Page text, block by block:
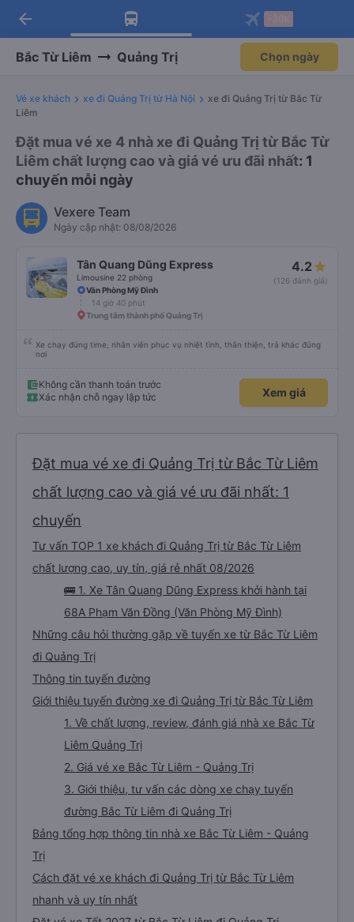
Tải app Vexere ngay!
Nhận ưu đãi thành viên độc
Mở app
Tải app Vexere
-30k/ghế khi đặt vé máy bay qua
Mở app
arrow_back
Bắc Từ Liêm Quảng Trị Chọn ngày
Vé xe khách xe đi Quảng Trị từ Hà Nội
xe đi Quảng Trị từ Bắc Từ
Liêm
Đặt mua vé xe 4 nhà xe đi Quảng Trị từ Bắc Từ
Liêm chất lượng cao và giá vé ưu đãi nhất: 1
chuyến mỗi ngày
Vexere Team
Ngày cập nhật: 08/08/2026
Tân Quang Dũng Express
Limousine 22 phòng
4.2
(126 đánh giá)
Văn Phòng Mỹ Đình
14 giờ 40 phút
Trung tâm thành phố Quảng Trị
Xe chạy đúng time, nhân viên phục vụ nhiệt tình, thân thiện, trả khác đúng
nơi
Không cần thanh toán trước
Xác nhận chỗ ngay lập tức
Xem giá
Đặt mua vé xe đi Quảng Trị từ Bắc Từ Liêm
chất lượng cao và giá vé ưu đãi nhất: 1
chuyến
Tư vấn TOP 1 xe khách đi Quảng Trị từ Bắc Từ Liêm
chất lượng cao, uy tín, giá rẻ nhất 08/2026
🚌 1. Xe Tân Quang Dũng Express khởi hành tại
68A Phạm Văn Đồng (Văn Phòng Mỹ Đình)
Những câu hỏi thường gặp về tuyến xe từ Bắc Từ Liêm
đi Quảng Trị
Thông tin tuyến đường
Giới thiệu tuyến đường xe đi Quảng Trị từ Bắc Từ Liêm
1. Về chất lượng, review, đánh giá nhà xe Bắc Từ
Liêm Quảng Trị
2. Giá vé xe Bắc Từ Liêm - Quảng Trị
3. Giới thiệu, tư vấn các dòng xe chạy tuyến
đường Bắc Từ Liêm đi Quảng Trị
Bảng tổng hợp thông tin nhà xe Bắc Từ Liêm - Quảng
Trị
Cách đặt vé xe khách đi Quảng Trị từ Bắc Từ Liêm
nhanh và uy tín nhất